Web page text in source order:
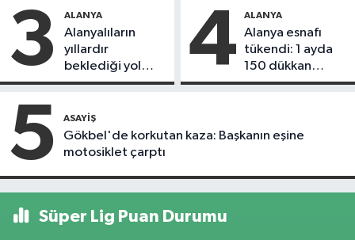
3 ALANYA
Alanyalıların
yıllardır
beklediği yol
askıdan döndü
4 ALANYA
Alanya esnafı
tükendi: 1 ayda
150 dükkan
kapandı
5 ASAYIŞ
Gökbel'de korkutan kaza: Başkanın eşine
motosiklet çarptı
Süper Lig Puan Durumu